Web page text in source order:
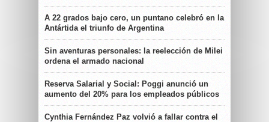
A 22 grados bajo cero, un puntano celebró en la
Antártida el triunfo de Argentina
Sin aventuras personales: la reelección de Milei
ordena el armado nacional
Reserva Salarial y Social: Poggi anunció un
aumento del 20% para los empleados públicos
Cynthia Fernández Paz volvió a fallar contra el